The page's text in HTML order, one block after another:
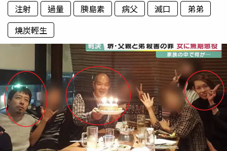
注射 過量 胰島素 病父 滅口
弟弟
燒炭輕生